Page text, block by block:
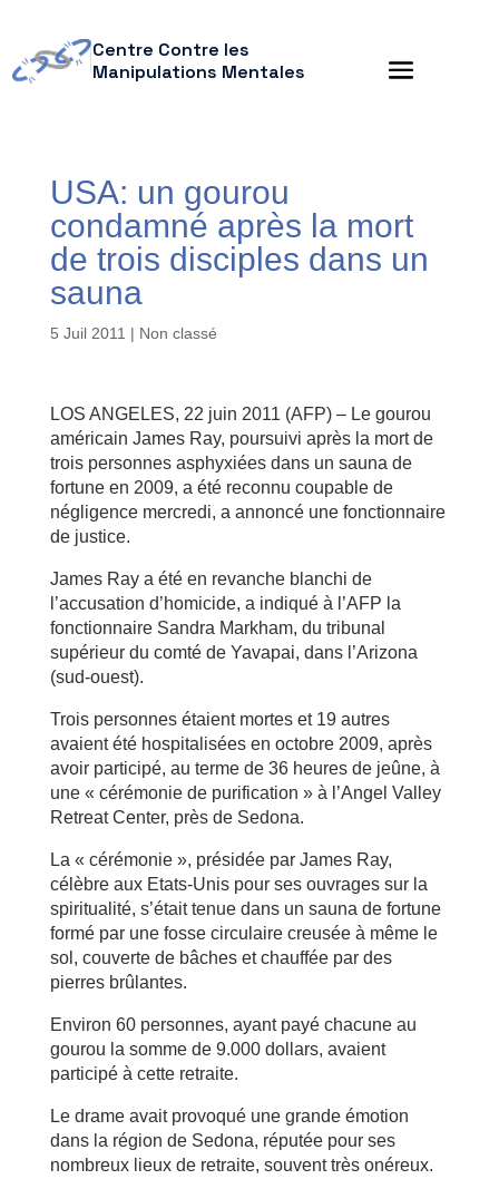
Centre Contre les
Manipulations Mentales
USA: un gourou
condamné après la mort
de trois disciples dans un
sauna
5 Juil 2011 | Non classé
LOS ANGELES, 22 juin 2011 (AFP) – Le gourou
américain James Ray, poursuivi après la mort de
trois personnes asphyxiées dans un sauna de
fortune en 2009, a été reconnu coupable de
négligence mercredi, a annoncé une fonctionnaire
de justice.
James Ray a été en revanche blanchi de
l’accusation d’homicide, a indiqué à l’AFP la
fonctionnaire Sandra Markham, du tribunal
supérieur du comté de Yavapai, dans l’Arizona
(sud-ouest).
Trois personnes étaient mortes et 19 autres
avaient été hospitalisées en octobre 2009, après
avoir participé, au terme de 36 heures de jeûne, à
une « cérémonie de purification » à l’Angel Valley
Retreat Center, près de Sedona.
La « cérémonie », présidée par James Ray,
célèbre aux Etats-Unis pour ses ouvrages sur la
spiritualité, s’était tenue dans un sauna de fortune
formé par une fosse circulaire creusée à même le
sol, couverte de bâches et chauffée par des
pierres brûlantes.
Environ 60 personnes, ayant payé chacune au
gourou la somme de 9.000 dollars, avaient
participé à cette retraite.
Le drame avait provoqué une grande émotion
dans la région de Sedona, réputée pour ses
nombreux lieux de retraite, souvent très onéreux.